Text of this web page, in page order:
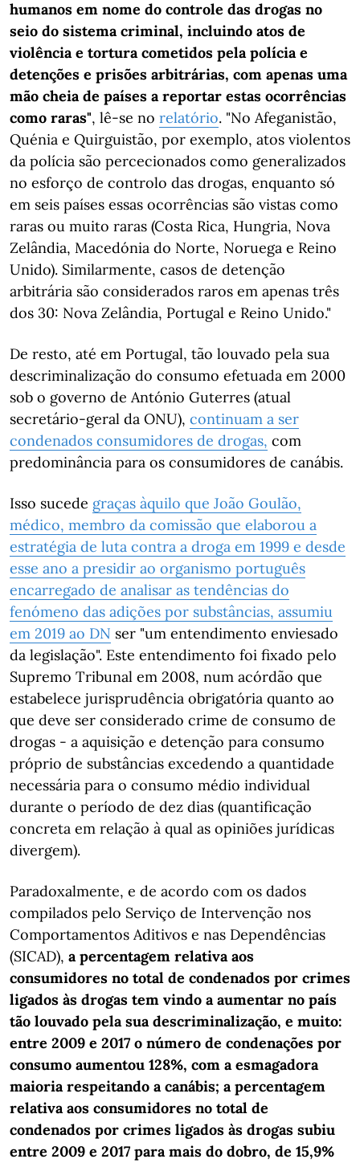
humanos em nome do controle das drogas no
seio do sistema criminal, incluindo atos de
violência e tortura cometidos pela polícia e
detenções e prisões arbitrárias, com apenas uma
mão cheia de países a reportar estas ocorrências
como raras", lê-se no relatório. "No Afeganistão,
Quénia e Quirguistão, por exemplo, atos violentos
da polícia são percecionados como generalizados
no esforço de controlo das drogas, enquanto só
em seis países essas ocorrências são vistas como
raras ou muito raras (Costa Rica, Hungria, Nova
Zelândia, Macedónia do Norte, Noruega e Reino
Unido). Similarmente, casos de detenção
arbitrária são considerados raros em apenas três
dos 30: Nova Zelândia, Portugal e Reino Unido."
De resto, até em Portugal, tão louvado pela sua
descriminalização do consumo efetuada em 2000
sob o governo de António Guterres (atual
secretário-geral da ONU), continuam a ser
condenados consumidores de drogas, com
predominância para os consumidores de canábis.
Isso sucede graças àquilo que João Goulão,
médico, membro da comissão que elaborou a
estratégia de luta contra a droga em 1999 e desde
esse ano a presidir ao organismo português
encarregado de analisar as tendências do
fenómeno das adições por substâncias, assumiu
em 2019 ao DN ser "um entendimento enviesado
da legislação". Este entendimento foi fixado pelo
Supremo Tribunal em 2008, num acórdão que
estabelece jurisprudência obrigatória quanto ao
que deve ser considerado crime de consumo de
drogas - a aquisição e detenção para consumo
próprio de substâncias excedendo a quantidade
necessária para o consumo médio individual
durante o período de dez dias (quantificação
concreta em relação à qual as opiniões jurídicas
divergem).
Paradoxalmente, e de acordo com os dados
compilados pelo Serviço de Intervenção nos
Comportamentos Aditivos e nas Dependências
(SICAD), a percentagem relativa aos
consumidores no total de condenados por crimes
ligados às drogas tem vindo a aumentar no país
tão louvado pela sua descriminalização, e muito:
entre 2009 e 2017 o número de condenações por
consumo aumentou 128%, com a esmagadora
maioria respeitando a canábis; a percentagem
relativa aos consumidores no total de
condenados por crimes ligados às drogas subiu
entre 2009 e 2017 para mais do dobro, de 15,9%